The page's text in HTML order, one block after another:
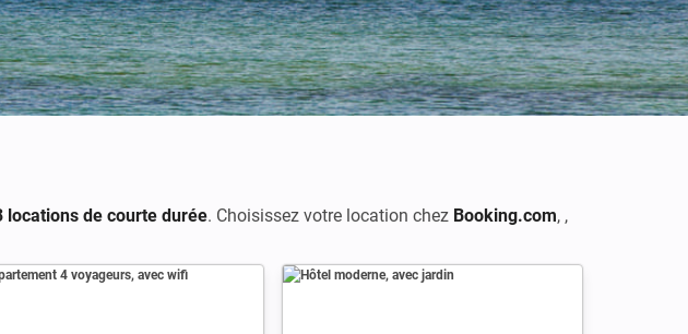
locations de courte durée. Choisissez votre location chez Booking.com, ,